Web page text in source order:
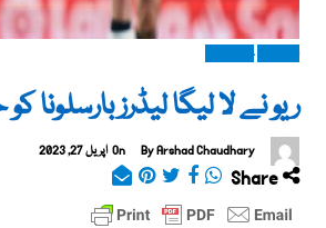
ریو نے لا لیگا لیڈرز بارسلونا
ByArshad Chaudhary
On اپریل 27, 2023
Share